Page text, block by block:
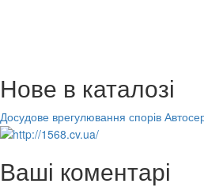
Нове в каталозі
Досудове врегулювання спорів
Ваші коментарі